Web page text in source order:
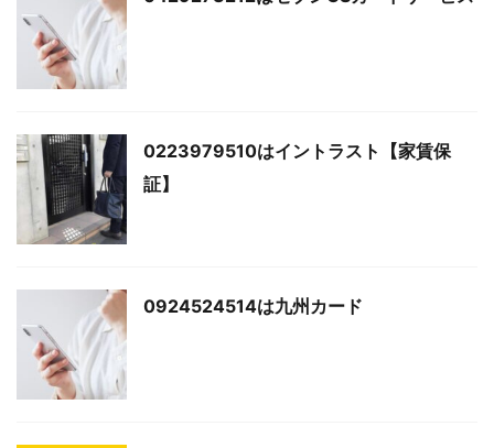
0223979510はイントラスト【家賃保
証】
0924524514は九州カード